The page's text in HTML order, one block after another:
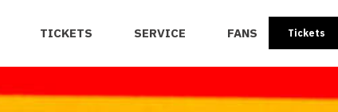
TICKETS SERVICE FANS Tickets